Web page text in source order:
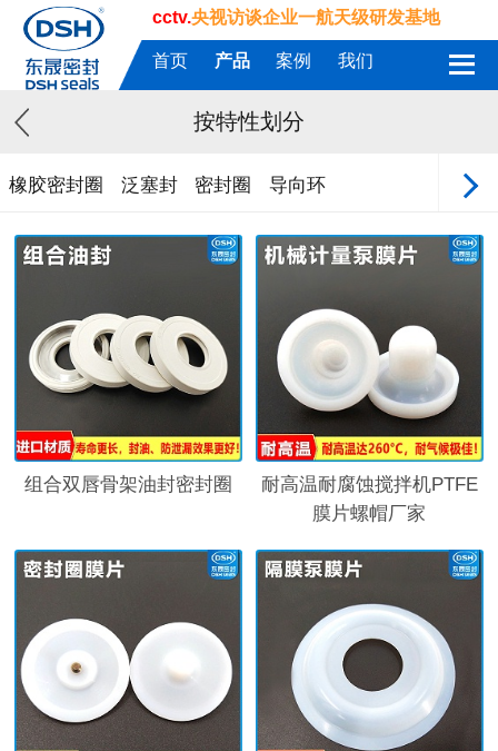
cctv.央视访谈企业一航天级研发基地
首页 产品 案例 我们
按特性划分
橡胶密封圈 泛塞封 密封圈 导向环
组合双唇骨架油封密封圈
耐高温耐腐蚀搅拌机PTFE
膜片螺帽厂家